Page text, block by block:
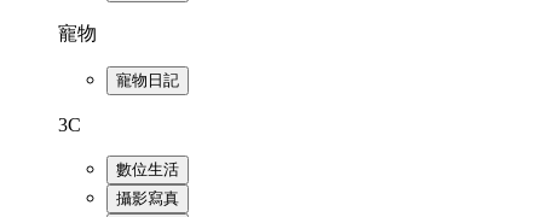
寵物
寵物日記
3C
數位生活
攝影寫真